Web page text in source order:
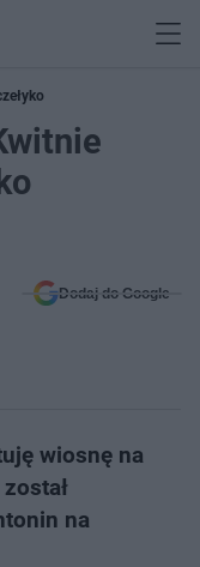
Dodaj do Google
wiosnę na
na